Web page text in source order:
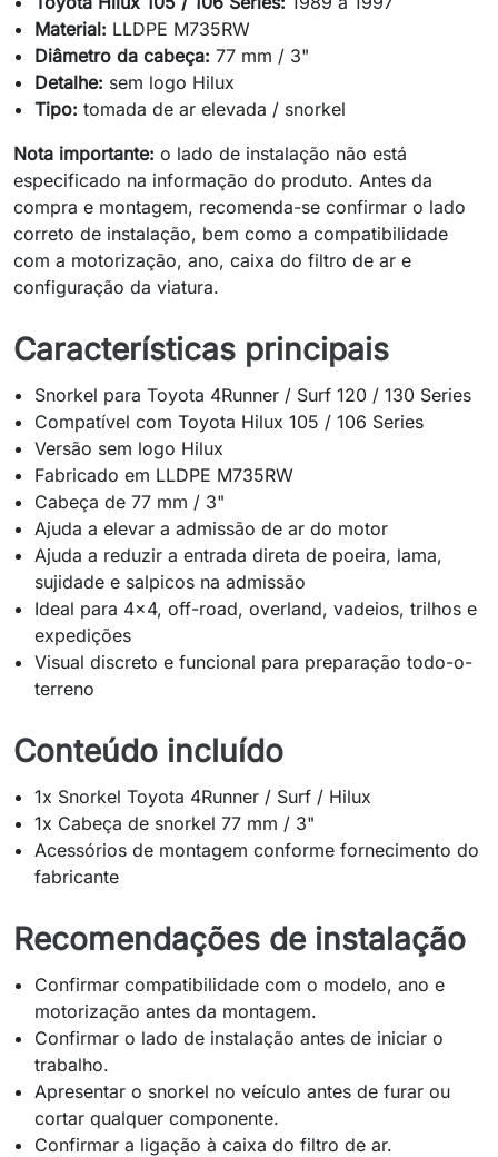
Material: LLDPE M735RW
Diâmetro da cabeça: 77 mm / 3"
Detalhe: sem logo Hilux
Tipo: tomada de ar elevada / snorkel
Nota importante: o lado de instalação não está
especificado na informação do produto. Antes da
compra e montagem, recomenda-se confirmar o lado
correto de instalação, bem como a compatibilidade
com a motorização, ano, caixa do filtro de ar e
configuração da viatura.
Características principais
Snorkel para Toyota 4Runner / Surf 120 / 130 Series
Compatível com Toyota Hilux 105 / 106 Series
Versão sem logo Hilux
Fabricado em LLDPE M735RW
Cabeça de 77 mm / 3"
Ajuda a elevar a admissão de ar do motor
Ajuda a reduzir a entrada direta de poeira, lama,
sujidade e salpicos na admissão
Ideal para 4x4, off-road, overland, vadeios, trilhos e
expedições
Visual discreto e funcional para preparação todo-o-
terreno
Conteúdo incluído
1x Snorkel Toyota 4Runner / Surf / Hilux
1x Cabeça de snorkel 77 mm / 3"
Acessórios de montagem conforme fornecimento do
fabricante
Recomendações de instalação
Confirmar compatibilidade com o modelo, ano e
motorização antes da montagem.
Confirmar o lado de instalação antes de iniciar o
trabalho.
Apresentar o snorkel no veículo antes de furar ou
cortar qualquer componente.
Confirmar a ligação à caixa do filtro de ar.